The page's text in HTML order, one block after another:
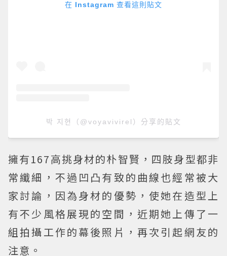
在 Instagram 查看這則貼文
박 지현（@voyavivirel）分享的貼文
擁有167高挑身材的朴智賢，四肢身型都非
常纖細，不過凹凸有致的曲線也經常被大
家討論，因為身材的優勢，使她在造型上
有不少風格展現的空間，近期她上傳了一
組拍攝工作的幕後照片，再次引起網友的
注意。